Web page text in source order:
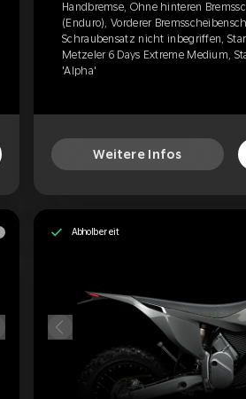
Handbremse, Ohne hinteren
(Enduro), Vorderer
Schraubensatz nicht inbegriffen,
Metzeler 6 Days Extreme Medium,
'Alpha'
Weitere Infos
Abholbereit